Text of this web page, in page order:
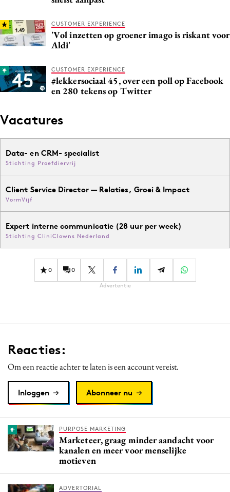
CUSTOMER EXPERIENCE
'Vol inzetten op groener imago is riskant voor
Aldi'
CUSTOMER EXPERIENCE
#lekkersociaal 45, over een poll op Facebook
en 280 tekens op Twitter
Vacatures
Data- en CRM- specialist
Stichting Proefdiervrij
Client Service Director — Relaties, Groei & Impact
VormVijf
Expert interne communicatie (28 uur per week)
Stichting CliniClowns Nederland
0 0
Advertentie
Reacties:
Om een reactie achter te laten is een account vereist.
Inloggen Abonneer nu
PURPOSE MARKETING
Marketeer, graag minder aandacht voor
kanalen en meer voor menselijke
motieven
ADVERTORIAL